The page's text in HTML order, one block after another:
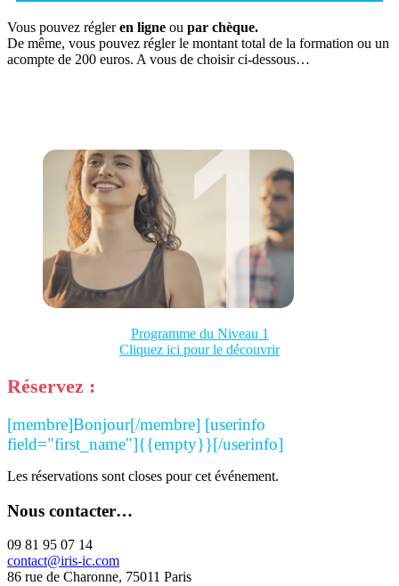
Vous pouvez régleren ligne ou par chèque.
De même, vous pouvez régler le montant total de la formation ou un
acompte de 200 euros. A vous de choisir ci-dessous…
Programme du Niveau 1
Cliquez ici pour le découvrir
Réservez :
[membre]Bonjour[/membre] [userinfo
field="first_name"]{{empty}}[/userinfo]
Les réservations sont closes pour cet événement.
Nous contacter…
09 81 95 07 14
contact@iris-ic.com
86 rue de Charonne, 75011 Paris